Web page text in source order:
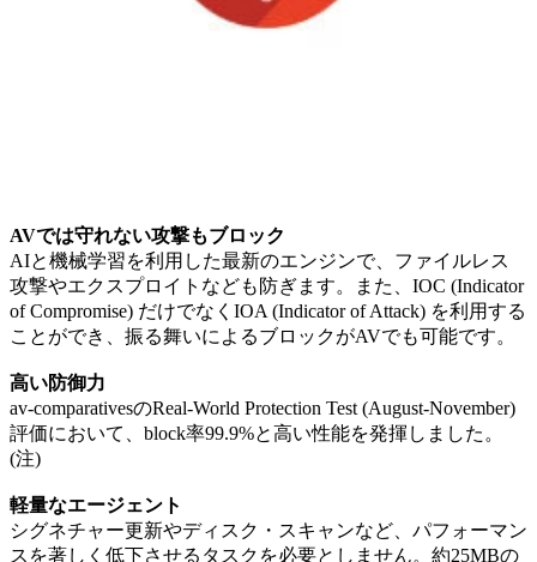
AVでは守れない攻撃もブロック
AIと機械学習を利用した最新のエンジンで、ファイルレス
攻撃やエクスプロイトなども防ぎます。また、IOC (Indicator
of Compromise) だけでなくIOA (Indicator of Attack) を利用する
ことができ、振る舞いによるブロックがAVでも可能です。
高い防御力
av-comparativesのReal-World Protection Test (August-November)
評価において、block率99.9%と高い性能を発揮しました。
(注)
軽量なエージェント
シグネチャー更新やディスク・スキャンなど、パフォーマン
スを著しく低下させるタスクを必要としません。約25MBの